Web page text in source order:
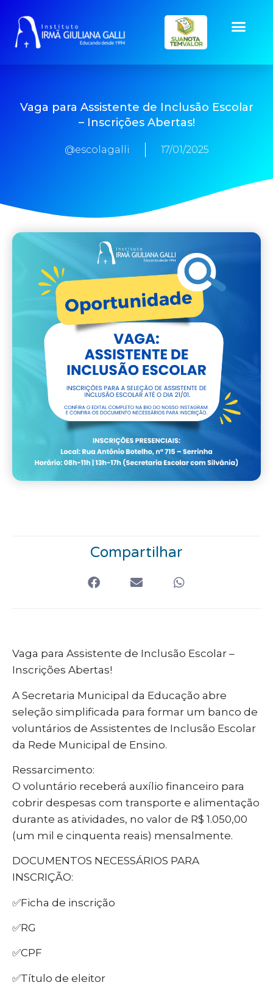
Vaga para Assistente de Inclusão Escolar
– Inscrições Abertas!
@escolagalli 17/01/2025
Compartilhar
Vaga para Assistente de Inclusão Escolar –
Inscrições Abertas!
A Secretaria Municipal da Educação abre
seleção simplificada para formar um banco de
voluntários de Assistentes de Inclusão Escolar
da Rede Municipal de Ensino.
Ressarcimento:
O voluntário receberá auxílio financeiro para
cobrir despesas com transporte e alimentação
durante as atividades, no valor de R$ 1.050,00
(um mil e cinquenta reais) mensalmente.
DOCUMENTOS NECESSÁRIOS PARA
INSCRIÇÃO:
✅Ficha de inscrição
✅RG
✅CPF
✅Título de eleitor